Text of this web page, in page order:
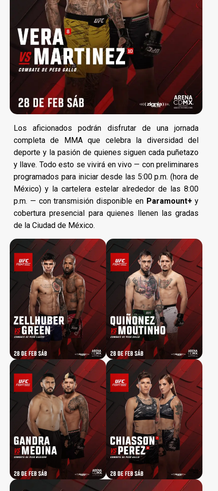
Los aficionados podrán disfrutar de una jornada
completa de MMA que celebra la diversidad del
deporte y la pasión de quienes siguen cada puñetazo
y llave. Todo esto se vivirá en vivo — con preliminares
programados para iniciar desde las 5:00 p.m. (hora de
México) y la cartelera estelar alrededor de las 8:00
p.m. — con transmisión disponible en Paramount+ y
cobertura presencial para quienes llenen las gradas
de la Ciudad de México.